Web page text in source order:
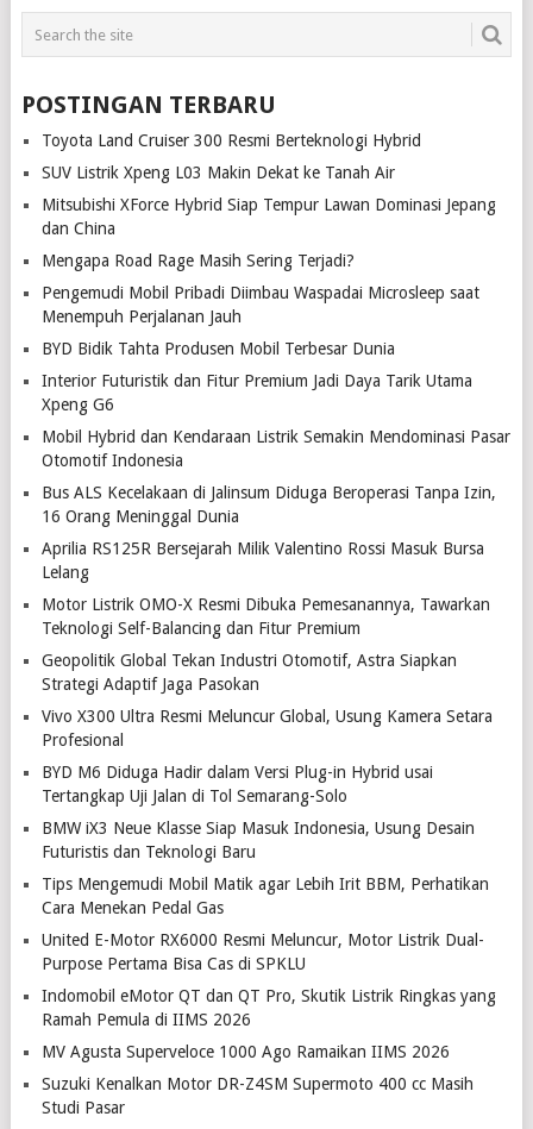
POSTINGAN TERBARU
Toyota Land Cruiser 300 Resmi Berteknologi Hybrid
SUV Listrik Xpeng L03 Makin Dekat ke Tanah Air
Mitsubishi XForce Hybrid Siap Tempur Lawan Dominasi Jepang
dan China
Mengapa Road Rage Masih Sering Terjadi?
Pengemudi Mobil Pribadi Diimbau Waspadai Microsleep saat
Menempuh Perjalanan Jauh
BYD Bidik Tahta Produsen Mobil Terbesar Dunia
Interior Futuristik dan Fitur Premium Jadi Daya Tarik Utama
Xpeng G6
Mobil Hybrid dan Kendaraan Listrik Semakin Mendominasi Pasar
Otomotif Indonesia
Bus ALS Kecelakaan di Jalinsum Diduga Beroperasi Tanpa Izin,
16 Orang Meninggal Dunia
Aprilia RS125R Bersejarah Milik Valentino Rossi Masuk Bursa
Lelang
Motor Listrik OMO-X Resmi Dibuka Pemesanannya, Tawarkan
Teknologi Self-Balancing dan Fitur Premium
Geopolitik Global Tekan Industri Otomotif, Astra Siapkan
Strategi Adaptif Jaga Pasokan
Vivo X300 Ultra Resmi Meluncur Global, Usung Kamera Setara
Profesional
BYD M6 Diduga Hadir dalam Versi Plug-in Hybrid usai
Tertangkap Uji Jalan di Tol Semarang-Solo
BMW iX3 Neue Klasse Siap Masuk Indonesia, Usung Desain
Futuristis dan Teknologi Baru
Tips Mengemudi Mobil Matik agar Lebih Irit BBM, Perhatikan
Cara Menekan Pedal Gas
United E-Motor RX6000 Resmi Meluncur, Motor Listrik Dual-
Purpose Pertama Bisa Cas di SPKLU
Indomobil eMotor QT dan QT Pro, Skutik Listrik Ringkas yang
Ramah Pemula di IIMS 2026
MV Agusta Superveloce 1000 Ago Ramaikan IIMS 2026
Suzuki Kenalkan Motor DR-Z4SM Supermoto 400 cc Masih
Studi Pasar